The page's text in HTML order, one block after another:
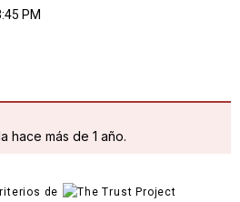
PM
hace más de 1 año.
de